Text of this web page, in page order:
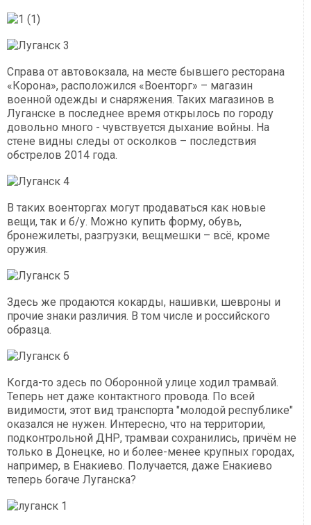
Справа от автовокзала, на месте бывшего ресторана
«Корона», расположился «Военторг» – магазин
военной одежды и снаряжения. Таких магазинов в
Луганске в последнее время открылось по городу
довольно много - чувствуется дыхание войны. На
стене видны следы от осколков – последствия
обстрелов 2014 года.
В таких военторгах могут продаваться как новые
вещи, так и б/у. Можно купить форму, обувь,
бронежилеты, разгрузки, вещмешки – всё, кроме
оружия.
Здесь же продаются кокарды, нашивки, шевроны и
прочие знаки различия. В том числе и российского
образца.
Когда-то здесь по Оборонной улице ходил трамвай.
Теперь нет даже контактного провода. По всей
видимости, этот вид транспорта "молодой республике"
оказался не нужен. Интересно, что на территории,
подконтрольной ДНР, трамваи сохранились, причём не
только в Донецке, но и более-менее крупных городах,
например, в Енакиево. Получается, даже Енакиево
теперь богаче Луганска?